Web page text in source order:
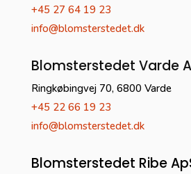
+45 27 64 19 23
info@blomsterstedet.dk
Blomsterstedet Varde
Ringkøbingvej 70, 6800 Varde
+45 22 66 19 23
info@blomsterstedet.dk
Blomsterstedet Ribe